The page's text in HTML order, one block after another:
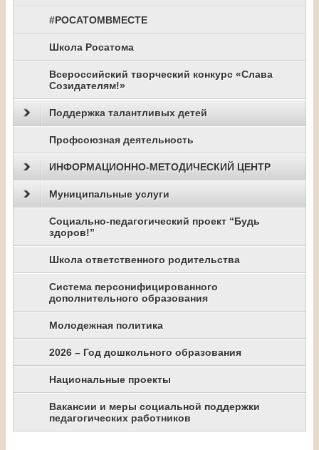
#РОСАТОМВМЕСТЕ
Школа Росатома
Всероссийский творческий конкурс «Слава
Созидателям!»
Поддержка талантливых детей
Профсоюзная деятельность
ИНФОРМАЦИОННО-МЕТОДИЧЕСКИЙ ЦЕНТР
Муниципальные услуги
Социально-педагогический проект “Будь
здоров!”
Школа ответственного родительства
Система персонифицированного
дополнительного образования
Молодежная политика
2026 – Год дошкольного образования
Национальные проекты
Вакансии и меры социальной поддержки
педагогических работников